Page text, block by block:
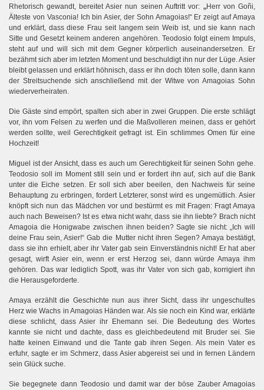
Rhetorisch gewandt, bereitet Asier nun seinen Auftritt vor:„Herr von Goñi,
Älteste von Vasconia! Ich bin Asier, der Sohn Amagoias!“ Er zeigt auf Amaya
und erklärt, dass diese Frau seit langem sein Weib ist, und sie kann nach
Sitte und Gesetzt keinem anderen angehören. Teodosio folgt einem Impuls,
steht auf und will sich mit dem Gegner körperlich auseinandersetzen. Er
bezähmt sich aber im letzten Moment und beschuldigt ihn nur der Lüge. Asier
bleibt gelassen und erklärt höhnisch, dass er ihn doch töten solle, dann kann
der Streitsuchende sich anschließend mit der Witwe von Amagoias Sohn
wiederverheiraten.
Die Gäste sind empört, spalten sich aber in zwei Gruppen. Die erste schlägt
vor, ihn vom Felsen zu werfen und die Maßvolleren meinen, dass er gehört
werden sollte, weil Gerechtigkeit gefragt ist. Ein schlimmes Omen für eine
Hochzeit!
Miguel ist der Ansicht, dass es auch um Gerechtigkeit für seinen Sohn gehe.
Teodosio soll im Moment still sein und er fordert ihn auf, sich auf die Bank
unter die Eiche setzen. Er soll sich aber beeilen, den Nachweis für seine
Behauptung zu erbringen, fordert Letzterer, sonst wird es ungemütlich. Asier
knöpft sich nun das Mädchen vor und bestürmt es mit Fragen: Fragt Amaya
auch nach Beweisen? Ist es etwa nicht wahr, dass sie ihn liebte? Brach nicht
Amagoia die Honigwabe zwischen ihnen beiden? Sagte sie nicht: „Ich will
deine Frau sein, Asier!“ Gab die Mutter nicht ihren Segen? Amaya bestätigt,
dass sie ihn erhielt, aber ihr Vater gab sein Einverständnis nicht! Er hat aber
gesagt, wirft Asier ein, wenn er erst Herzog sei, dann würde Amaya ihm
gehören. Das war lediglich Spott, was ihr Vater von sich gab, korrigiert ihn
die Herausgeforderte.
Amaya erzählt die Geschichte nun aus ihrer Sicht, dass ihr ungeschultes
Herz wie Wachs in Amagoias Händen war. Als sie noch ein Kind war, erklärte
diese schlicht, dass Asier ihr Ehemann sei. Die Bedeutung des Wortes
kannte sie nicht und dachte, dass es gleichbedeutend mit Bruder sei. Sie
hatte keinen Einwand und die Tante gab ihren Segen. Als mein Vater es
erfuhr, sagte er im Schmerz, dass Asier abgereist sei und in fernen Ländern
sein Glück suche.
Sie begegnete dann Teodosio und damit war der böse Zauber Amagoias